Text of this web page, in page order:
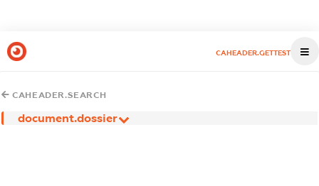
CAHEADER.GETTEST
CAHEADER.SEARCH
document.dossier